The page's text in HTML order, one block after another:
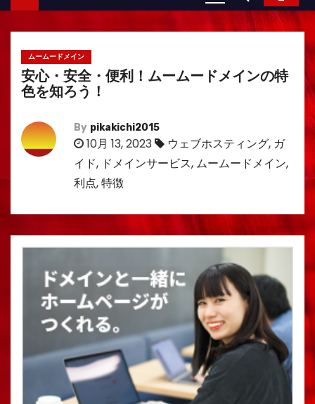
ムームードメイン
安心・安全・便利！ムームードメインの特
色を知ろう！
By pikakichi2015
10月 13, 2023 ウェブホスティング, ガ
イド, ドメインサービス, ムームードメイン,
利点,特徴